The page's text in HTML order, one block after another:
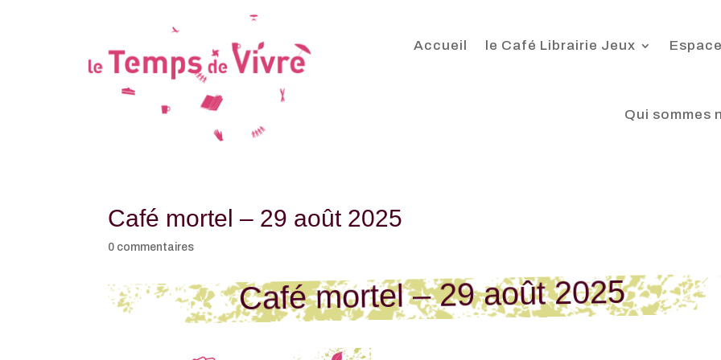
Accueil le Café Librairie Jeux
Qui sommes
Café mortel – 29 août 2025
0 commentaires
Café mortel – 29 août 2025